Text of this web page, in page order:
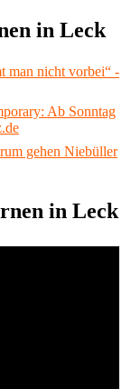
in Leck
man nicht vorbei“ -
Ab Sonntag
gehen Niebüller
in Leck